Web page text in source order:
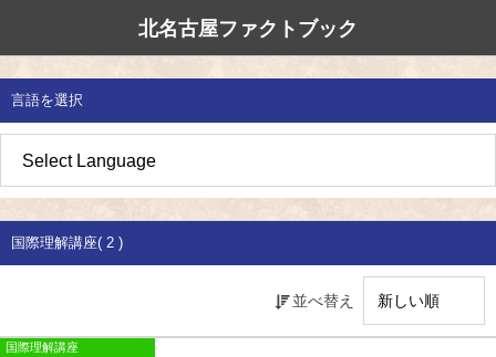
北名古屋ファクトブック
言語を選択
国際理解講座( 2 )
並べ替え
国際理解講座
地域みがき
オススメの場所
イベント・活動紹介 草の根交流
多文化共生社
外国語講座
草の根交流
私たちの国際
愛知県防災・